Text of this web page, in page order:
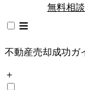
無料相
不動産売却成功ガ
＋